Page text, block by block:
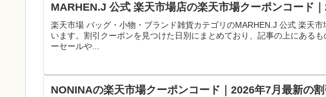
MARHEN.J 公式 楽天市場店の楽天市場クーポンコード
楽天市場 バッグ・小物・ブランド雑貨カテゴリのMARHEN.J 公式 楽天
います。割引クーポンを見つけた日別にまとめており、記事の上にある
ーセールや...
NONINAの楽天市場クーポンコード｜2026年7月最新の